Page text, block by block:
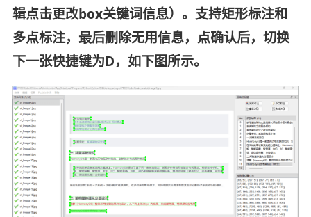
辑点击更改box关键词信息）。支持矩形标注和
多点标注，最后删除无用信息，点确认后，切换
下一张快捷键为D，如下图所示。